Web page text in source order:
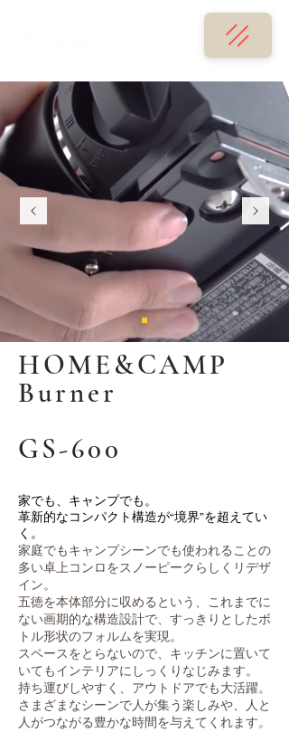
HOME&CAMP
Burner
GS-600
家でも、キャンプでも。
革新的なコンパクト構造が“境界”を超えてい
く。
家庭でもキャンプシーンでも使われることの
多い卓上コンロをスノーピークらしくリデザ
イン。
五徳を本体部分に収めるという、これまでに
ない画期的な構造設計で、すっきりとしたボ
トル形状のフォルムを実現。
スペースをとらないので、キッチンに置いて
いてもインテリアにしっくりなじみます。
持ち運びしやすく、アウトドアでも大活躍。
さまざまなシーンで人が集う楽しみや、人と
人がつながる豊かな時間を与えてくれます。